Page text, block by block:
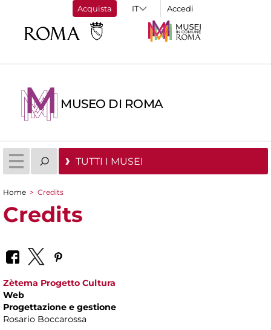
Acquista Accedi
MUSEO DI ROMA
TUTTI I MUSEI
Tu sei qui
Home > Credits
Credits
Zètema Progetto Cultura
Web
Progettazione e gestione
Rosario Boccarossa